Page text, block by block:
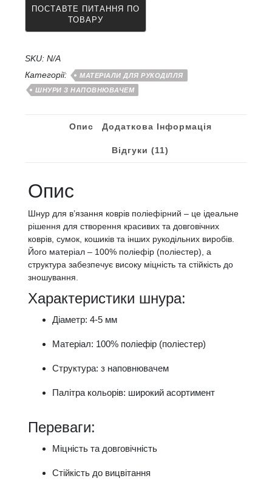
поліефірний
(поліестер)
з
4
-
мм
SKU: N/A
Категорії:
МАТЕРІАЛИ ДЛЯ РУКОДІЛЛЯ
ШНУРИ З НАПОВНЮВАЧЕМ
Опис Додаткова Інформація
Відгуки (11)
Опис
Шнур для в’язання коврів поліефірний – це ідеальне
рішення для створення красивих та довговічних
коврів, сумок, кошиків та інших рукодільних виробів.
Його матеріал – 100% поліефір (поліестер), а
структура забезпечує високу міцність та стійкість до
зношування.
Характеристики шнура:
Діаметр: 4-5 мм
Матеріал: 100% поліефір (поліестер)
Структура: з наповнювачем
Палітра кольорів: широкий асортимент
Переваги:
Міцність та довговічність
Стійкість до вицвітання